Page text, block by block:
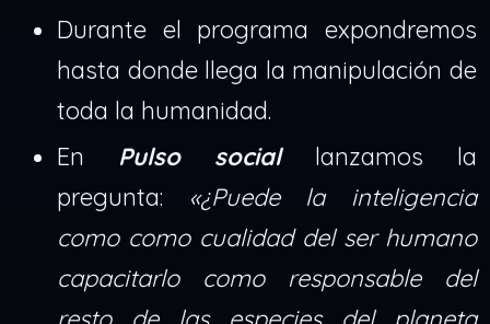
Durante el programa expondremos
hasta donde llega la manipulación de
toda la humanidad.
En Pulso sociallanzamos la
pregunta: «¿Puede la inteligencia
como como cualidad del ser humano
capacitarlo como responsable del